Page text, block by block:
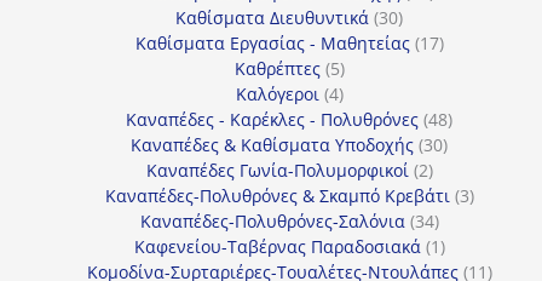
Καθίσματα Διευθυντικά 3030
προϊόντα
Καθίσματα Εργασίας - Μαθητείας 1717
Καθρέπτες 55
προϊόντα
Καλόγεροι 44
προϊόντα
Καναπέδες - Καρέκλες - Πολυθρόνες 4848
προϊόντα
Καναπέδες & Καθίσματα Υποδοχής 3030
Καναπέδες Γωνία-Πολυμορφικοί 22
προϊόντα
Καναπέδες-Πολυθρόνες & Σκαμπό Κρεβάτι 33
Καναπέδες-Πολυθρόνες-Σαλόνια 3434
προϊόντα
Καφενείου-Ταβέρνας Παραδοσιακά 11
προϊόν
Κομοδίνα-Συρταριέρες-Τουαλέτες-Ντουλάπες 1111